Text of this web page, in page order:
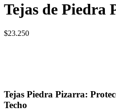
Tejas de Piedra
$23.250
Tejas Piedra Pizarra:
Techo